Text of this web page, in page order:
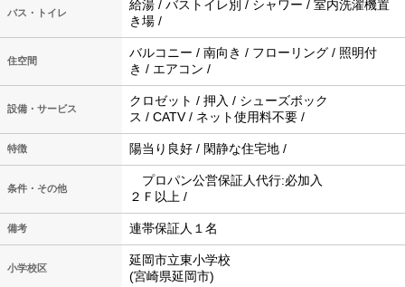
バス・トイレ
給湯 / バストイレ別 / シャワー / 室内洗濯機置
き場 /
住空間
バルコニー / 南向き / フローリング / 照明付
き / エアコン /
設備・サービス
クロゼット / 押入 / シューズボック
ス / CATV / ネット使用料不要 /
特徴 陽当り良好 / 閑静な住宅地 /
条件・その他
プロパン公営保証人代行:必加入
２Ｆ以上 /
備考 連帯保証人１名
小学校区
延岡市立東小学校
(宮崎県延岡市)